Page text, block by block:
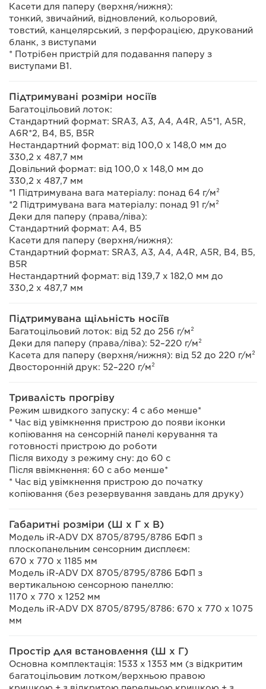
Касети для паперу (верхня/нижня):
тонкий, звичайний, відновлений, кольоровий,
товстий, канцелярський, з перфорацією, друкований
бланк, з виступами
* Потрібен пристрій для подавання паперу з
виступами B1.
Підтримувані розміри носіїв
Багатоцільовий лоток:
Стандартний формат: SRA3, A3, A4, A4R, A5*1, A5R,
A6R*2, B4, B5, B5R
Нестандартний формат: від 100,0 x 148,0 мм до
330,2 x 487,7 мм
Довільний формат: від 100,0 x 148,0 мм до
330,2 x 487,7 мм
*1 Підтримувана вага матеріалу: понад 64 г/м²
*2 Підтримувана вага матеріалу: понад 91 г/м²
Деки для паперу (права/ліва):
Стандартний формат: A4, B5
Касети для паперу (верхня/нижня):
Стандартний формат: SRA3, A3, A4, A4R, A5R, B4, B5,
B5R
Нестандартний формат: від 139,7 x 182,0 мм до
330,2 x 487,7 мм
Підтримувана щільність носіїв
Багатоцільовий лоток: від 52 до 256 г/м²
Деки для паперу (права/ліва): 52–220 г/м²
Касета для паперу (верхня/нижня): від 52 до 220 г/м²
Двосторонній друк: 52–220 г/м²
Тривалість прогріву
Режим швидкого запуску: 4 с або менше*
* Час від увімкнення пристрою до появи іконки
копіювання на сенсорній панелі керування та
готовності пристрою до роботи
Після виходу з режиму сну: до 60 с
Після ввімкнення: 60 с або менше*
* Час від увімкнення пристрою до початку
копіювання (без резервування завдань для друку)
Габаритні розміри (Ш x Г x В)
Модель iR-ADV DX 8705/8795/8786 БФП з
плоскопанельним сенсорним дисплеєм:
670 x 770 x 1185 мм
Модель iR-ADV DX 8705/8795/8786 БФП з
вертикальною сенсорною панеллю:
1170 x 770 x 1252 мм
Модель iR-ADV DX 8705/8795/8786: 670 x 770 x 1075
мм
Простір для встановлення (Ш x Г)
Основна комплектація: 1533 x 1353 мм (з відкритим
багатоцільовим лотком/верхньою правою